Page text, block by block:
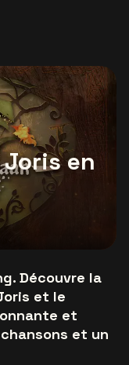
en
Découvre la
et le
et
et un